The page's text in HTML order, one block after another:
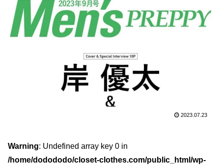
2023.07.23
Warning: Undefined array key 0 in
/home/dodododo/closet-clothes.com/public_html/wp-